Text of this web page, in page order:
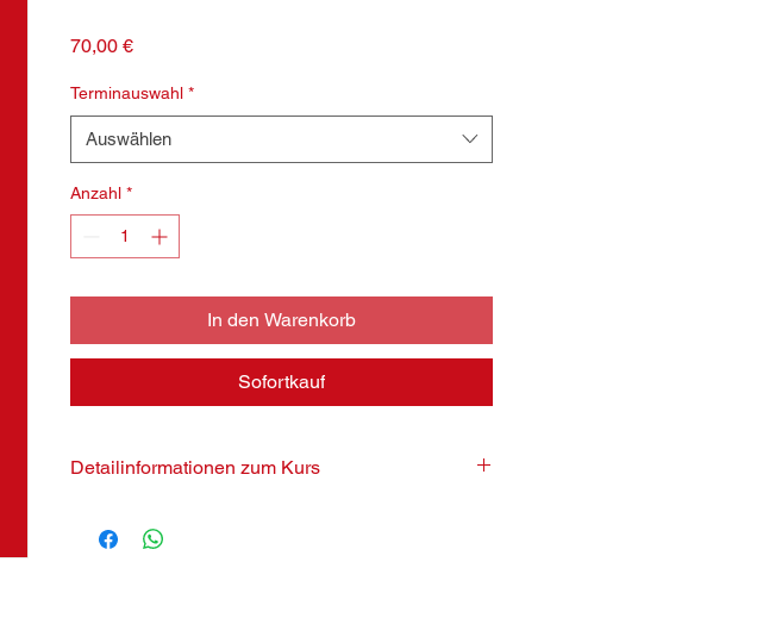
70,00 €Preis
Terminauswahl *
Auswählen
Anzahl *
In den Warenkorb
Sofortkauf
Detailinformationen zum Kurs
Pro Person 70,00 Euro